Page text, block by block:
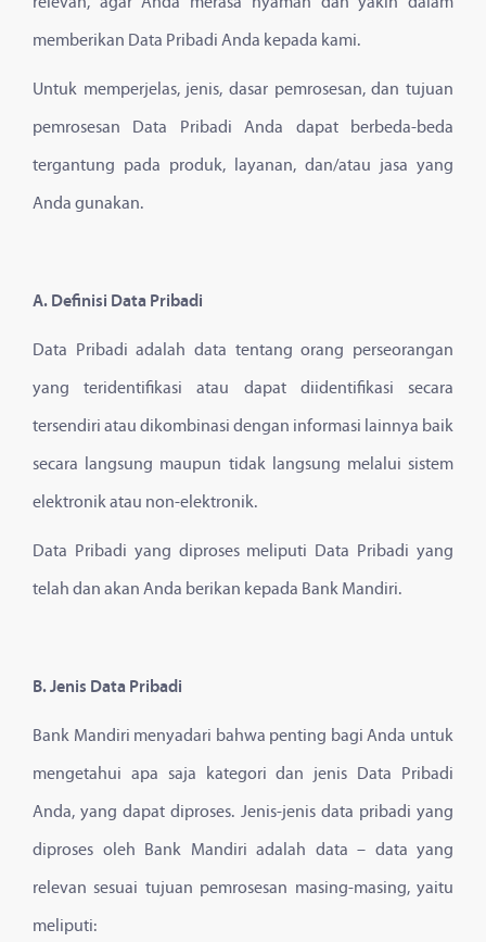
relevan, agar Anda merasa nyaman dan yakin dalam
memberikan Data Pribadi Anda kepada kami.
Untuk memperjelas, jenis, dasar pemrosesan, dan tujuan
pemrosesan Data Pribadi Anda dapat berbeda-beda
tergantung pada produk, layanan, dan/atau jasa yang
Anda gunakan.
A. Definisi Data Pribadi
Data Pribadi adalah data tentang orang perseorangan
yang teridentifikasi atau dapat diidentifikasi secara
tersendiri atau dikombinasi dengan informasi lainnya baik
secara langsung maupun tidak langsung melalui sistem
elektronik atau non-elektronik.
Data Pribadi yang diproses meliputi Data Pribadi yang
telah dan akan Anda berikan kepada Bank Mandiri.
B. Jenis Data Pribadi
Bank Mandiri menyadari bahwa penting bagi Anda untuk
mengetahui apa saja kategori dan jenis Data Pribadi
Anda, yang dapat diproses. Jenis-jenis data pribadi yang
diproses oleh Bank Mandiri adalah data – data yang
relevan sesuai tujuan pemrosesan masing-masing, yaitu
meliputi: